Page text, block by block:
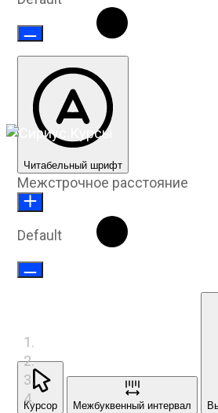
Читабельный шрифт
Межстрочное расстояние
Default
Курсор Межбуквенный интервал